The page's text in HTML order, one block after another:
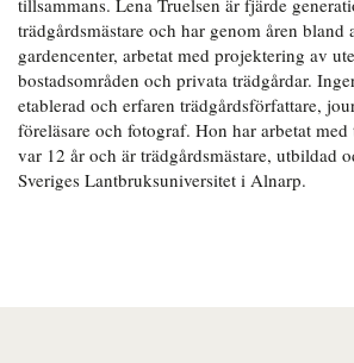
trädgårdsmästare och har genom åren bland
gardencenter, arbetat med projektering av
bostadsområden och privata trädgårdar.
etablerad och erfaren trädgårdsförfattare,
föreläsare och fotograf. Hon har arbetat med
var 12 år och är trädgårdsmästare, utbildad
Sveriges Lantbruksuniversitet i Alnarp.